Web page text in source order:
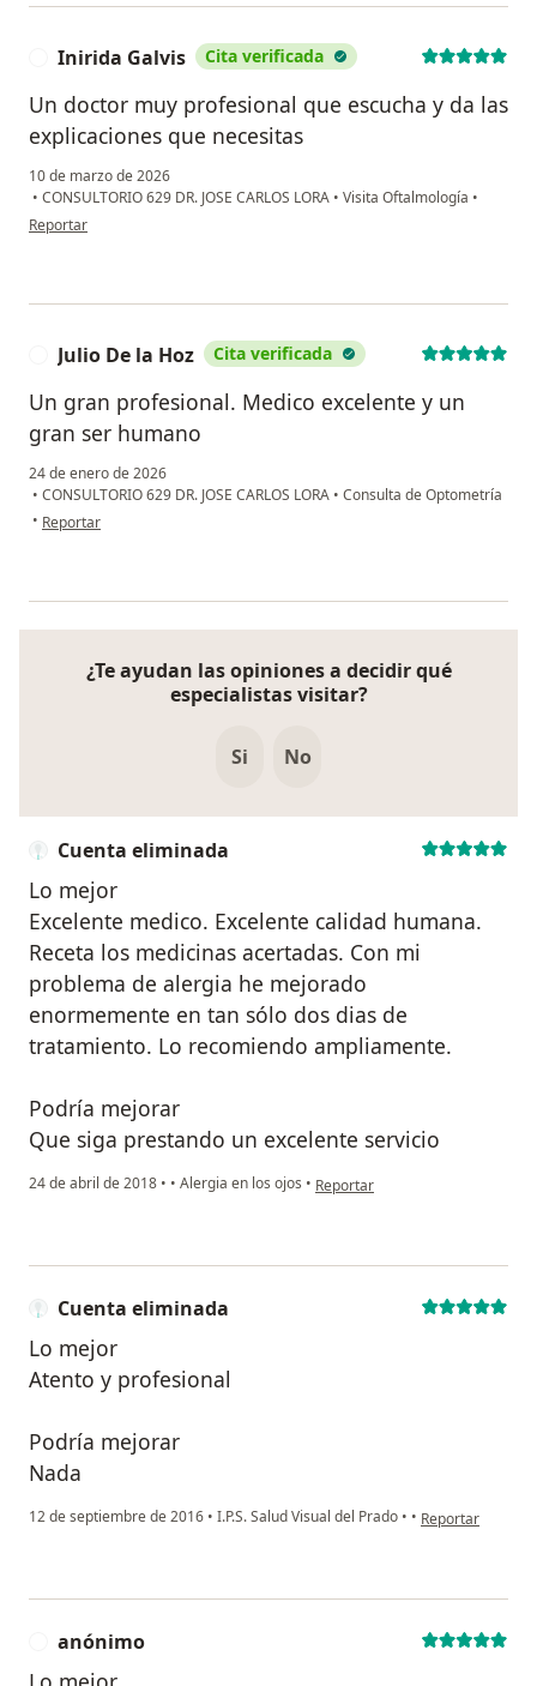
Inirida Galvis Cita verificada
Un doctor muy profesional que escucha y da las
explicaciones que necesitas
10 de marzo de 2026
• CONSULTORIO 629 DR. JOSE CARLOS LORA • Visita Oftalmología •
en opinión del usuario Inirida Galvis
Reportar
Julio De la Hoz Cita verificada
Un gran profesional. Medico excelente y un
gran ser humano
24 de enero de 2026
• CONSULTORIO 629 DR. JOSE CARLOS LORA • Consulta de Optometría
• en opinión del usuario Julio De la Hoz
Reportar
¿Te ayudan las opiniones a decidir qué
especialistas visitar?
Si No
Cuenta eliminada
Lo mejor
Excelente medico. Excelente calidad humana.
Receta los medicinas acertadas. Con mi
problema de alergia he mejorado
enormemente en tan sólo dos dias de
tratamiento. Lo recomiendo ampliamente.
Podría mejorar
Que siga prestando un excelente servicio
24 de abril de 2018 • • Alergia en los ojos • en opinión del usuario Cuenta
Reportar
Cuenta eliminada
Lo mejor
Atento y profesional
Podría mejorar
Nada
12 de septiembre de 2016 • I.P.S. Salud Visual del Prado • • en opinión del
Reportar
anónimo